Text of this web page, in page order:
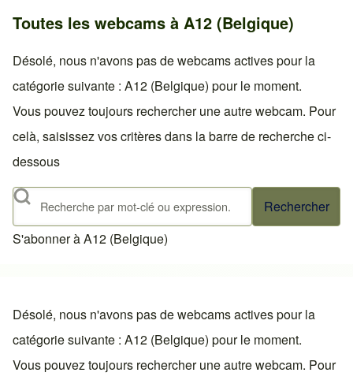
Toutes les webcams à A12 (Belgique)
Désolé, nous n'avons pas de webcams actives pour la
catégorie suivante : A12 (Belgique) pour le moment.
Vous pouvez toujours rechercher une autre webcam. Pour
celà, saisissez vos critères dans la barre de recherche ci-
dessous
Rechercher
S'abonner à A12 (Belgique)
Désolé, nous n'avons pas de webcams actives pour la
catégorie suivante : A12 (Belgique) pour le moment.
Vous pouvez toujours rechercher une autre webcam. Pour